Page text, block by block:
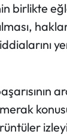
birlikte